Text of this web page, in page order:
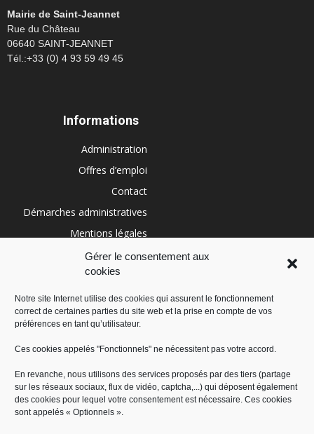
Gérer le consentement aux
cookies
Notre site Internet utilise des cookies qui assurent le fonctionnement
correct de certaines parties du site web et la prise en compte de vos
préférences en tant qu’utilisateur.
Ces cookies appelés "Fonctionnels" ne nécessitent pas votre accord.
En revanche, nous utilisons des services proposés par des tiers (partage
sur les réseaux sociaux, flux de vidéo, captcha,...) qui déposent également
des cookies pour lequel votre consentement est nécessaire. Ces cookies
sont appelés « Optionnels ».
Mairie de Saint-Jeannet
Rue du Château
06640 SAINT-JEANNET
Tél.:+33 (0) 4 93 59 49 45
Informations
Administration
Offres d’emploi
Contact
Démarches administratives
Mentions légales
Conditions générales
Politique de cookies (UE)
RÉGION SUD